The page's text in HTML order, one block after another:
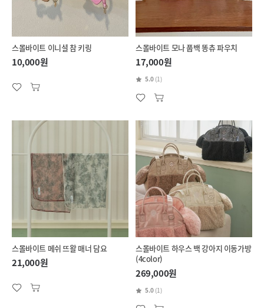
스몰바이트 이니셜 참 키링
10,000원
스몰바이트 모나 풉백 똥츄 파우치
17,000원
5.0 (1)
스몰바이트 메쉬 뜨왈 매너 담요
21,000원
스몰바이트 하우스 백 강아지 이동가방
(4color)
269,000원
5.0 (1)